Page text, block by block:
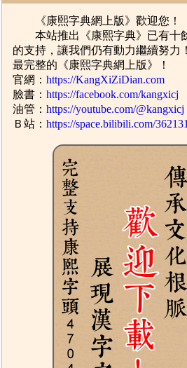
《康熙字典網上版》歡迎您！
本站推出《康熙字典》已有十
的支持，讓我們仍有動力繼續努力
最完整的《康熙字典網上版》！
官網：https://KangXiZiDian.com
臉書：https://facebook.com/kangxicj
油管：https://youtube.com/@kangxicj
Ｂ站：https://space.bilibili.com/